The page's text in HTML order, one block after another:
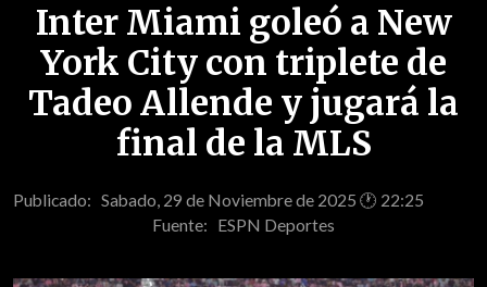
Inter Miami goleó a New
York City con triplete de
Tadeo Allende y jugará la
final de la MLS
Publicado: Sabado, 29 de Noviembre de 2025 🕐 22:25
Fuente: ESPN Deportes